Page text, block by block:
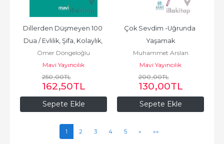
Sepete Ekle
Dillerden Düşmeyen 100
Dua / Evlilik, Şifa, Kolaylık,
Korunma, Bereket...
Ömer Döngeloğlu
Mavi Yayıncılık
250,00TL
162,50TL
Sepete Ekle
Çok Sevdim -Uğrunda
Yaşamak
Muhammet Arslan
Mavi Yayıncılık
200,00TL
130,00TL
1 2 3 4 5 » »»